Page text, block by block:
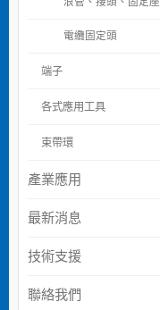
電纜固定頭
端子
各式應用工具
束帶環
產業應用
最新消息
技術支援
聯絡我們